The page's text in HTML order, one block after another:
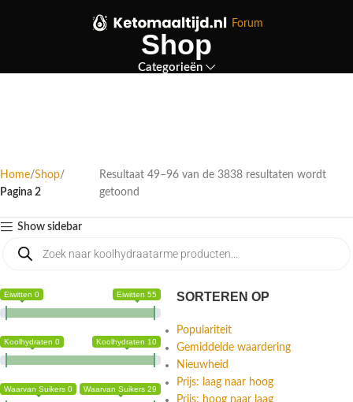
Forum
Shop
Categorieën
Home Shop
Pagina 2
Resultaat 49–96 van de 3838 resultaten wordt
getoond
Show sidebar
Eiwitten 0 Eiwitten 55
Koolhydraten 0 Koolhydraten 10
Waarvan Suikers 0 Waarvan Suikers 29
SORTEREN OP
Populariteit
Gemiddelde waardering
Nieuwheid
Prijs: laag naar hoog
Prijs: hoog naar laag